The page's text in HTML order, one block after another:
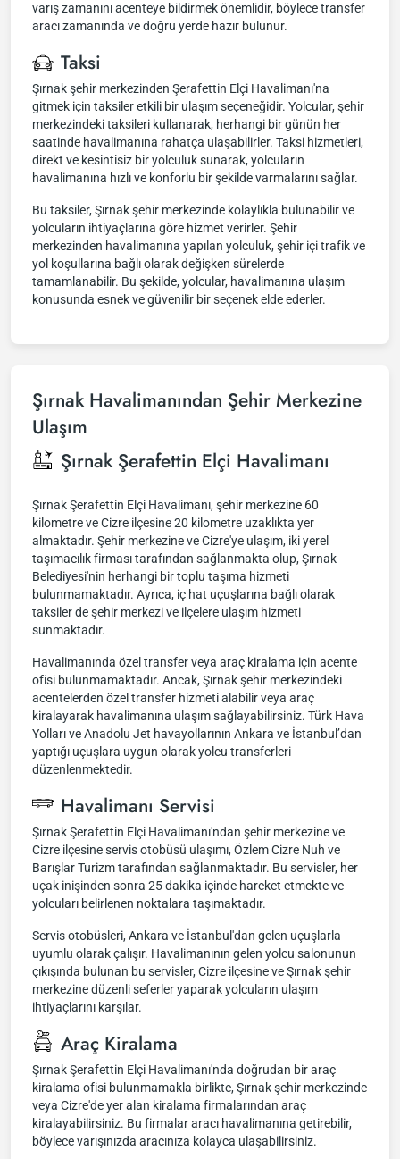
varış zamanını acenteye bildirmek önemlidir, böylece transfer
aracı zamanında ve doğru yerde hazır bulunur.
Taksi
Şırnak şehir merkezinden Şerafettin Elçi Havalimanı'na
gitmek için taksiler etkili bir ulaşım seçeneğidir. Yolcular, şehir
merkezindeki taksileri kullanarak, herhangi bir günün her
saatinde havalimanına rahatça ulaşabilirler. Taksi hizmetleri,
direkt ve kesintisiz bir yolculuk sunarak, yolcuların
havalimanına hızlı ve konforlu bir şekilde varmalarını sağlar.
Bu taksiler, Şırnak şehir merkezinde kolaylıkla bulunabilir ve
yolcuların ihtiyaçlarına göre hizmet verirler. Şehir
merkezinden havalimanına yapılan yolculuk, şehir içi trafik ve
yol koşullarına bağlı olarak değişken sürelerde
tamamlanabilir. Bu şekilde, yolcular, havalimanına ulaşım
konusunda esnek ve güvenilir bir seçenek elde ederler.
Şırnak Havalimanından Şehir Merkezine
Ulaşım
Şırnak Şerafettin Elçi Havalimanı
Şırnak Şerafettin Elçi Havalimanı, şehir merkezine 60
kilometre ve Cizre ilçesine 20 kilometre uzaklıkta yer
almaktadır. Şehir merkezine ve Cizre'ye ulaşım, iki yerel
taşımacılık firması tarafından sağlanmakta olup, Şırnak
Belediyesi'nin herhangi bir toplu taşıma hizmeti
bulunmamaktadır. Ayrıca, iç hat uçuşlarına bağlı olarak
taksiler de şehir merkezi ve ilçelere ulaşım hizmeti
sunmaktadır.
Havalimanında özel transfer veya araç kiralama için acente
ofisi bulunmamaktadır. Ancak, Şırnak şehir merkezindeki
acentelerden özel transfer hizmeti alabilir veya araç
kiralayarak havalimanına ulaşım sağlayabilirsiniz. Türk Hava
Yolları ve Anadolu Jet havayollarının Ankara ve İstanbul’dan
yaptığı uçuşlara uygun olarak yolcu transferleri
düzenlenmektedir.
Havalimanı Servisi
Şırnak Şerafettin Elçi Havalimanı'ndan şehir merkezine ve
Cizre ilçesine servis otobüsü ulaşımı, Özlem Cizre Nuh ve
Barışlar Turizm tarafından sağlanmaktadır. Bu servisler, her
uçak inişinden sonra 25 dakika içinde hareket etmekte ve
yolcuları belirlenen noktalara taşımaktadır.
Servis otobüsleri, Ankara ve İstanbul'dan gelen uçuşlarla
uyumlu olarak çalışır. Havalimanının gelen yolcu salonunun
çıkışında bulunan bu servisler, Cizre ilçesine ve Şırnak şehir
merkezine düzenli seferler yaparak yolcuların ulaşım
ihtiyaçlarını karşılar.
Araç Kiralama
Şırnak Şerafettin Elçi Havalimanı'nda doğrudan bir araç
kiralama ofisi bulunmamakla birlikte, Şırnak şehir merkezinde
veya Cizre'de yer alan kiralama firmalarından araç
kiralayabilirsiniz. Bu firmalar aracı havalimanına getirebilir,
böylece varışınızda aracınıza kolayca ulaşabilirsiniz.